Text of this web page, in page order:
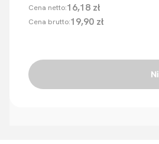
Cena netto:16,18 zł
Cena brutto:19,90 zł